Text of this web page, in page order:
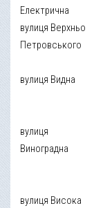
Електрична
вулиця Верхньо
Петровського
вулиця Видна
вулиця
Виноградна
вулиця Висока